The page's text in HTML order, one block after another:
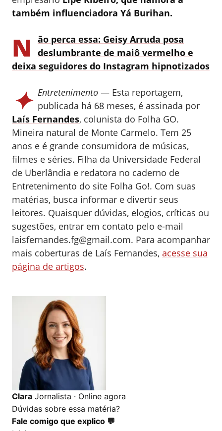
também influenciadora Yá Burihan.
N
ão perca essa: Geisy Arruda posa
deslumbrante de maiô vermelho e
deixa seguidores do Instagram hipnotizados
✦ Entretenimento — Esta reportagem,
publicada há 68 meses, é assinada por
Laís Fernandes, colunista do Folha GO.
Mineira natural de Monte Carmelo. Tem 25
anos e é grande consumidora de músicas,
filmes e séries. Filha da Universidade Federal
de Uberlândia e redatora no caderno de
Entretenimento do site Folha Go!. Com suas
matérias, busca informar e divertir seus
leitores. Quaisquer dúvidas, elogios, críticas ou
sugestões, entrar em contato pelo e-mail
laisfernandes.fg@gmail.com. Para acompanhar
mais coberturas de Laís Fernandes, acesse sua
página de artigos.
Clara Jornalista · Online agora
Dúvidas sobre essa matéria?
Fale comigo que explico 💬